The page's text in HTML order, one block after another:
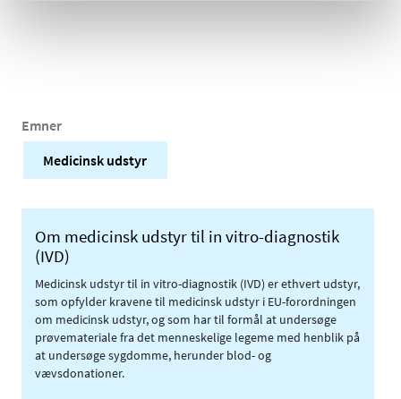
Emner
Medicinsk udstyr
Om medicinsk udstyr til in vitro-diagnostik
(IVD)
Medicinsk udstyr til in vitro-diagnostik (IVD) er ethvert udstyr,
som opfylder kravene til medicinsk udstyr i EU-forordningen
om medicinsk udstyr, og som har til formål at undersøge
prøvemateriale fra det menneskelige legeme med henblik på
at undersøge sygdomme, herunder blod- og
vævsdonationer.